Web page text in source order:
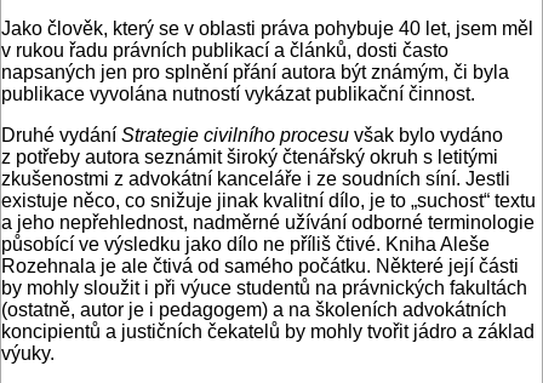
Jako člověk, který se v oblasti práva pohybuje 40 let, jsem měl
v rukou řadu právních publikací a článků, dosti často
napsaných jen pro splnění přání autora být známým, či byla
publikace vyvolána nutností vykázat publikační činnost.
Druhé vydání Strategie civilního procesu však bylo vydáno
z potřeby autora seznámit široký čtenářský okruh s letitými
zkušenostmi z advokátní kanceláře i ze soudních síní. Jestli
existuje něco, co snižuje jinak kvalitní dílo, je to „suchost“ textu
a jeho nepřehlednost, nadměrné užívání odborné terminologie
působící ve výsledku jako dílo ne příliš čtivé. Kniha Aleše
Rozehnala je ale čtivá od samého počátku. Některé její části
by mohly sloužit i při výuce studentů na právnických fakultách
(ostatně, autor je i pedagogem) a na školeních advokátních
koncipientů a justičních čekatelů by mohly tvořit jádro a základ
výuky.